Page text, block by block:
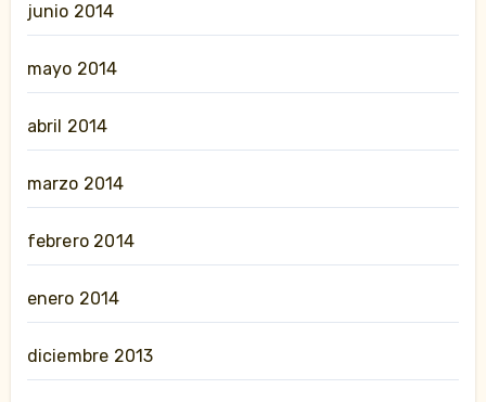
junio 2014
mayo 2014
abril 2014
marzo 2014
febrero 2014
enero 2014
diciembre 2013